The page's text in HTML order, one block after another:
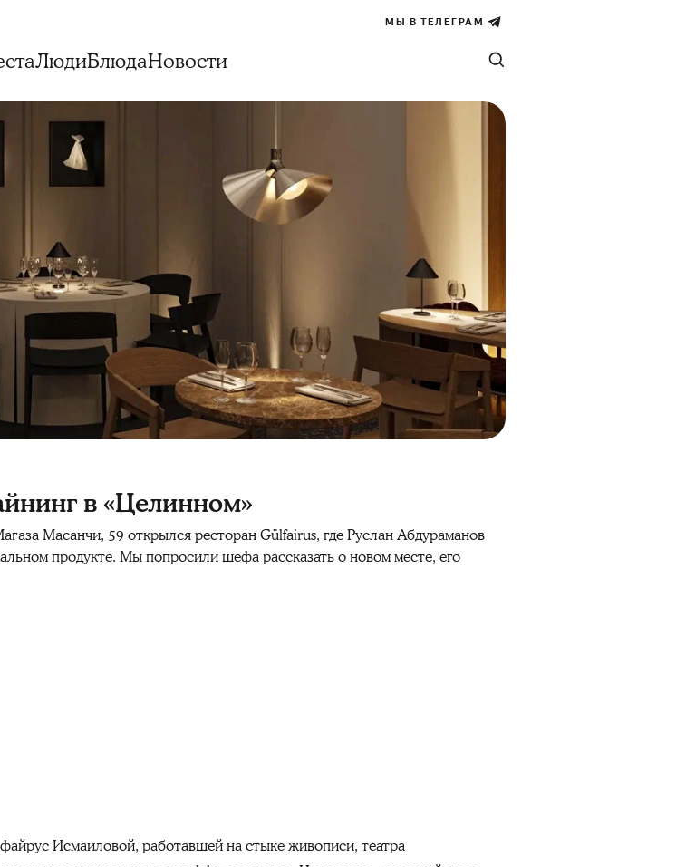
МЫ В ТЕЛЕГРАМ
ЛюдиБлюдаНовости
в «Целинном»
Масанчи, 59 открылся ресторан Gülfairus, где Руслан Абдураманов
продукте. Мы попросили шефа рассказать о новом месте, его
Исмаиловой, работавшей на стыке живописи, театра